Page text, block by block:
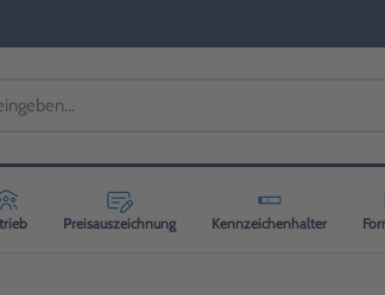
Preisauszeichnung Kennzeichenhalter